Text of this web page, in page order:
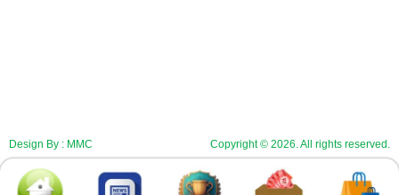
Design By : MMC Copyright © 2026. All rights reserved.